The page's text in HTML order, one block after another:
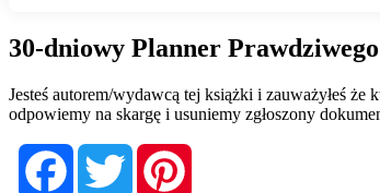
30-dniowy Planner
Jesteś autorem/wydawcą tej książki i zauważyłeś
odpowiemy na skargę i usuniemy zgłoszony
FacebookTwitter